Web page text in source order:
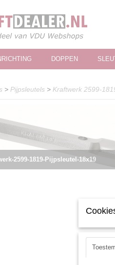
DOPPEN
> Pijpsleutels > Kraftwerk 2599-
2599-1819-Pijpsleutel-18x19